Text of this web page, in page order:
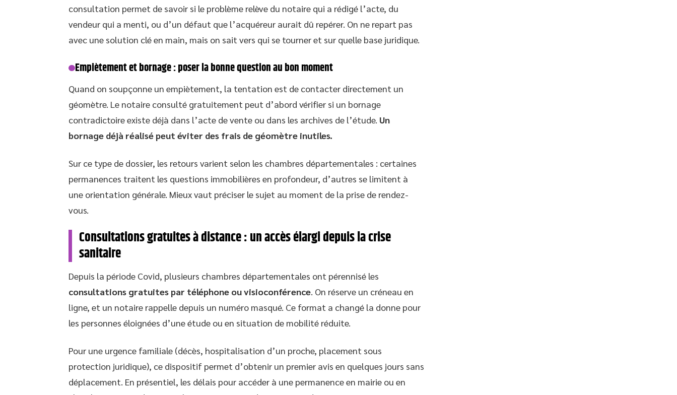
consultation permet de savoir si le problème relève du notaire qui a rédigé l’acte, du
vendeur qui a menti, ou d’un défaut que l’acquéreur aurait dû repérer. On ne repart pas
avec une solution clé en main, mais on sait vers qui se tourner et sur quelle base juridique.
Empiètement et bornage : poser la bonne question au bon moment
Quand on soupçonne un empiètement, la tentation est de contacter directement un
géomètre. Le notaire consulté gratuitement peut d’abord vérifier si un bornage
contradictoire existe déjà dans l’acte de vente ou dans les archives de l’étude. Un
bornage déjà réalisé peut éviter des frais de géomètre inutiles.
Sur ce type de dossier, les retours varient selon les chambres départementales : certaines
permanences traitent les questions immobilières en profondeur, d’autres se limitent à
une orientation générale. Mieux vaut préciser le sujet au moment de la prise de rendez-
vous.
Consultations gratuites à distance : un accès élargi depuis la crise
sanitaire
Depuis la période Covid, plusieurs chambres départementales ont pérennisé les
consultations gratuites par téléphone ou visioconférence. On réserve un créneau en
ligne, et un notaire rappelle depuis un numéro masqué. Ce format a changé la donne pour
les personnes éloignées d’une étude ou en situation de mobilité réduite.
Pour une urgence familiale (décès, hospitalisation d’un proche, placement sous
protection juridique), ce dispositif permet d’obtenir un premier avis en quelques jours sans
déplacement. En présentiel, les délais pour accéder à une permanence en mairie ou en